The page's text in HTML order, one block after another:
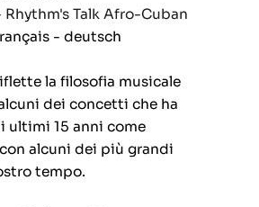
Talk Afro-Cuban
- deutsch
la filosofia musicale
dei concetti che ha
ultimi 15 anni come
alcuni dei più grandi
tempo.